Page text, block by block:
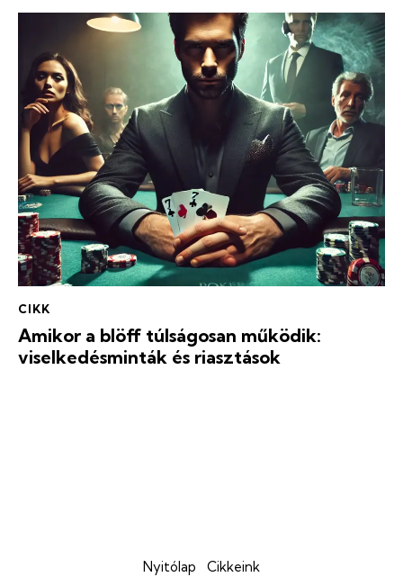
CIKK
Amikor a blöff túlságosan működik:
viselkedésminták és riasztások
Nyitólap Cikkeink